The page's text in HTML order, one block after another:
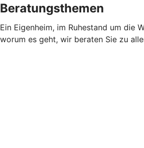
Beratungsthemen
Ein Eigenheim, im Ruhestand um die
worum es geht, wir beraten Sie zu